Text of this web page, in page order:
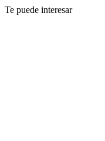
Te puede interesar